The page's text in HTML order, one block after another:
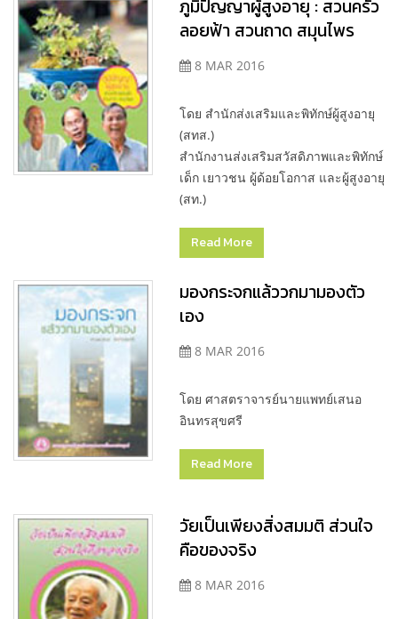
ภูมิปัญญาผู้สูงอายุ : สวนครัว
ลอยฟ้า สวนถาด สมุนไพร
8 MAR 2016
โดย สำนักส่งเสริมและพิทักษ์ผู้สูงอายุ
(สทส.)
สำนักงานส่งเสริมสวัสดิภาพและพิทักษ์
เด็ก เยาวชน ผู้ด้อยโอกาส และผู้สูงอายุ
(สท.)
Read More
มองกระจกแล้ววกมามองตัว
เอง
8 MAR 2016
โดย ศาสตราจารย์นายแพทย์เสนอ
อินทรสุขศรี
Read More
วัยเป็นเพียงสิ่งสมมติ ส่วนใจ
คือของจริง
8 MAR 2016